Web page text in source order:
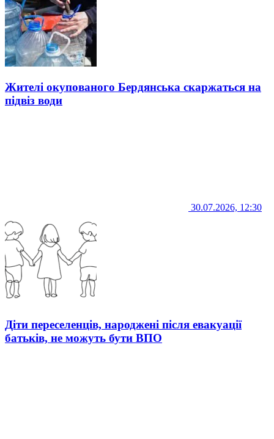
Жителі окупованого Бердянська скаржаться на
підвіз води
30.07.2026, 12:30
Діти переселенців, народжені після евакуації
батьків, не можуть бути ВПО